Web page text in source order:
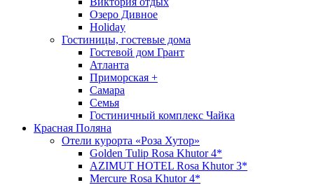
Озеро Дивное
Holiday
Гостиницы, гостевые дома
Гостевой дом Грант
Атланта
Приморская +
Самара
Семья
Гостиничный комплекс Чайка
Красная Поляна
Отели курорта «Роза Хутор»
Golden Tulip Rosa Khutor 4*
AZIMUT HOTEL Rosa Khutor 3*
Mercure Rosa Khutor 4*